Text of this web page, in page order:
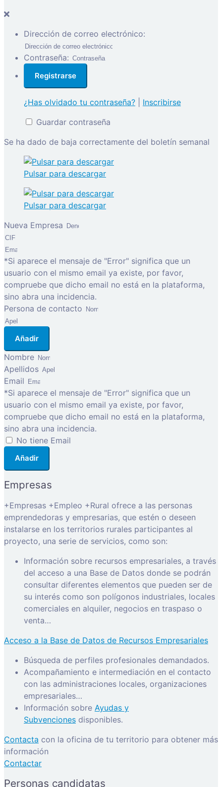
Dirección de correo electrónico:
Contraseña:
¿Has olvidado tu contraseña?
Inscribirse
Guardar contraseña
Se ha dado de baja correctamente del boletín semanal
Pulsar para descargar
Pulsar para descargar
Nueva Empresa
*Si aparece el mensaje de "Error" significa que un
usuario con el mismo email ya existe, por favor,
compruebe que dicho email no está en la plataforma,
sino abra una incidencia.
Persona de contacto
Añadir
Nombre
Apellidos
Email
*Si aparece el mensaje de "Error" significa que un
usuario con el mismo email ya existe, por favor,
compruebe que dicho email no está en la plataforma,
sino abra una incidencia.
No tiene Email
Añadir
Empresas
+Empresas +Empleo +Rural ofrece a las personas
emprendedoras y empresarias, que estén o deseen
instalarse en los territorios rurales participantes al
proyecto, una serie de servicios, como son:
Información sobre recursos empresariales, a través
del acceso a una Base de Datos donde se podrán
consultar diferentes elementos que pueden ser de
su interés como son polígonos industriales, locales
comerciales en alquiler, negocios en traspaso o
venta…
Acceso a la Base de Datos de Recursos Empresariales
Búsqueda de perfiles profesionales demandados.
Acompañamiento e intermediación en el contacto
con las administraciones locales, organizaciones
empresariales…
Información sobre Ayudas y
Subvenciones disponibles.
Contacta con la oficina de tu territorio para obtener más
información
Contactar
Personas candidatas